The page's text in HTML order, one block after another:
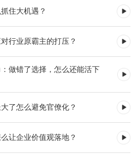
住大机遇？
行业原霸主的打压？
做错了选择，怎么还能活下
了怎么避免官僚化？
让企业价值观落地？